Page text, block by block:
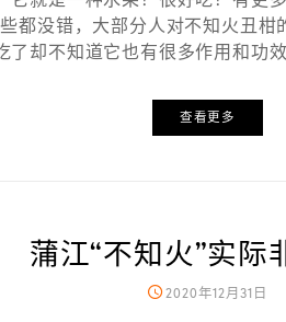
都没错，大部分人对不知火丑
了却不知道它也有很多作用和功
查看更多
蒲江“不知火”实际
2020年12月31日